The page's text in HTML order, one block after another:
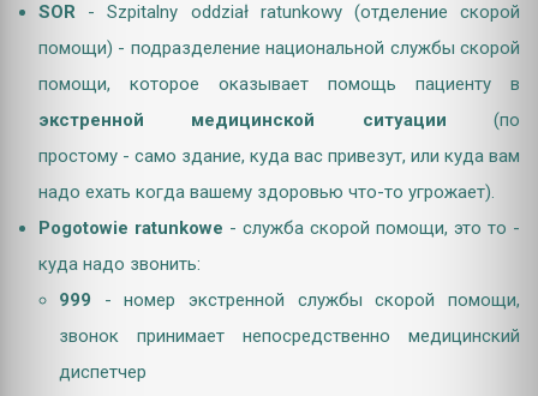
SOR - Szpitalny oddział ratunkowy (отделение скорой
помощи) - подразделение национальной службы скорой
помощи, которое оказывает помощь пациенту в
экстренной медицинской ситуации (по
простому - само здание, куда вас привезут, или куда вам
надо ехать когда вашему здоровью что-то угрожает).
Pogotowie ratunkowe - служба скорой помощи, это то -
куда надо звонить:
999 - номер экстренной службы скорой помощи,
звонок принимает непосредственно медицинский
диспетчер